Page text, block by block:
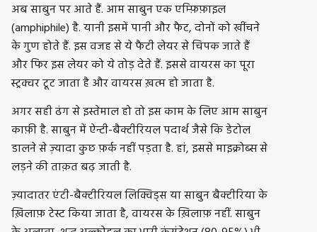
अब साबुन पर आते हैं. आम साबुन एक एम्फ़िफ़ाइल
(amphiphile) है. यानी इसमें पानी और फैट, दोनों को खींचने
के गुण होते हैं. इस वजह से ये फैटी लेयर से चिपक जाते हैं
और फिर इस लेयर को ये तोड़ देते हैं. इससे वायरस का पूरा
स्ट्रक्चर टूट जाता है और वायरस ख़त्म हो जाता है.
अगर सही ढंग से इस्तेमाल हो तो इस काम के लिए आम साबुन
काफ़ी है. साबुन में ऐन्टी-बैक्टीरियल पदार्थ जैसे कि डेटोल
डालने से ज़्यादा कुछ फ़र्क नहीं पड़ता है. हां, इससे माइक्रोब्स से
लड़ने की ताक़त बढ़ जाती है.
ज़्यादातर एंटी-बैक्टीरियल लिक्विड्स या साबुन बैक्टीरिया के
ख़िलाफ़ टेस्ट किया जाता है, वायरस के ख़िलाफ़ नहीं. साबुन